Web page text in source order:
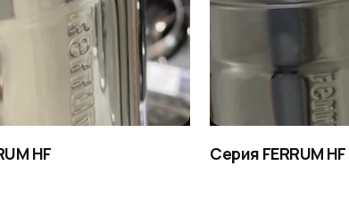
Серия FERRUM HF PLUS